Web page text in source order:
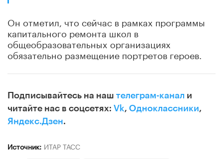
Он отметил, что сейчас в рамках программы
капитального ремонта школ в
общеобразовательных организациях
обязательно размещение портретов героев.
Подписывайтесь на наш телеграм-канал и
читайте нас в соцсетях: Vk, Одноклассники,
Яндекс.Дзен.
Источник: ИТАР ТАСС